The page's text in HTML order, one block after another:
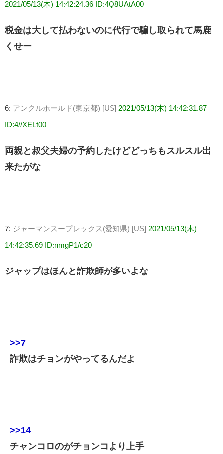
2021/05/13(木) 14:42:24.36 ID:4Q8UAtA00
税金は大して払わないのに代行で騙し取られて馬鹿
くせー
6: アンクルホールド(東京都) [US] 2021/05/13(木) 14:42:31.87
ID:4//XELt00
両親と叔父夫婦の予約したけどどっちもスルスル出
来たがな
7: ジャーマンスープレックス(愛知県) [US] 2021/05/13(木)
14:42:35.69 ID:nmgP1/c20
ジャップはほんと詐欺師が多いよな
>>7
詐欺はチョンがやってるんだよ
>>14
チャンコロのがチョンコより上手